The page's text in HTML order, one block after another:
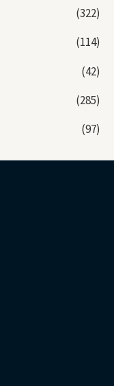
(322)
(114)
(42)
(285)
(97)